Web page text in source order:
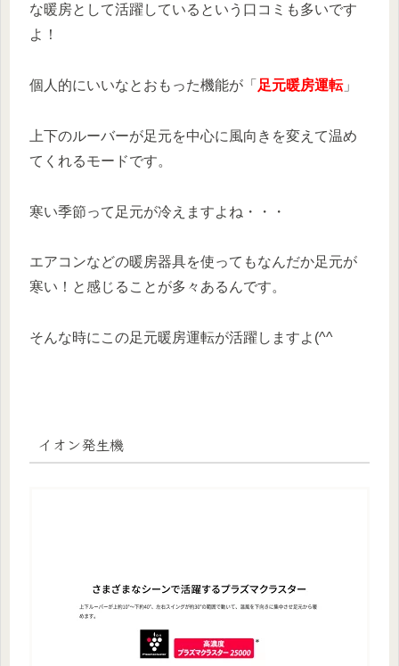
な暖房として活躍しているという口コミも多いです
よ！
個人的にいいなとおもった機能が「 足元暖房運転」
上下のルーバーが足元を中心に風向きを変えて温め
てくれるモードです。
寒い季節って足元が冷えますよね・・・
エアコンなどの暖房器具を使ってもなんだか足元が
寒い！と感じることが多々あるんです。
そんな時にこの足元暖房運転が活躍しますよ(^^
イオン発生機